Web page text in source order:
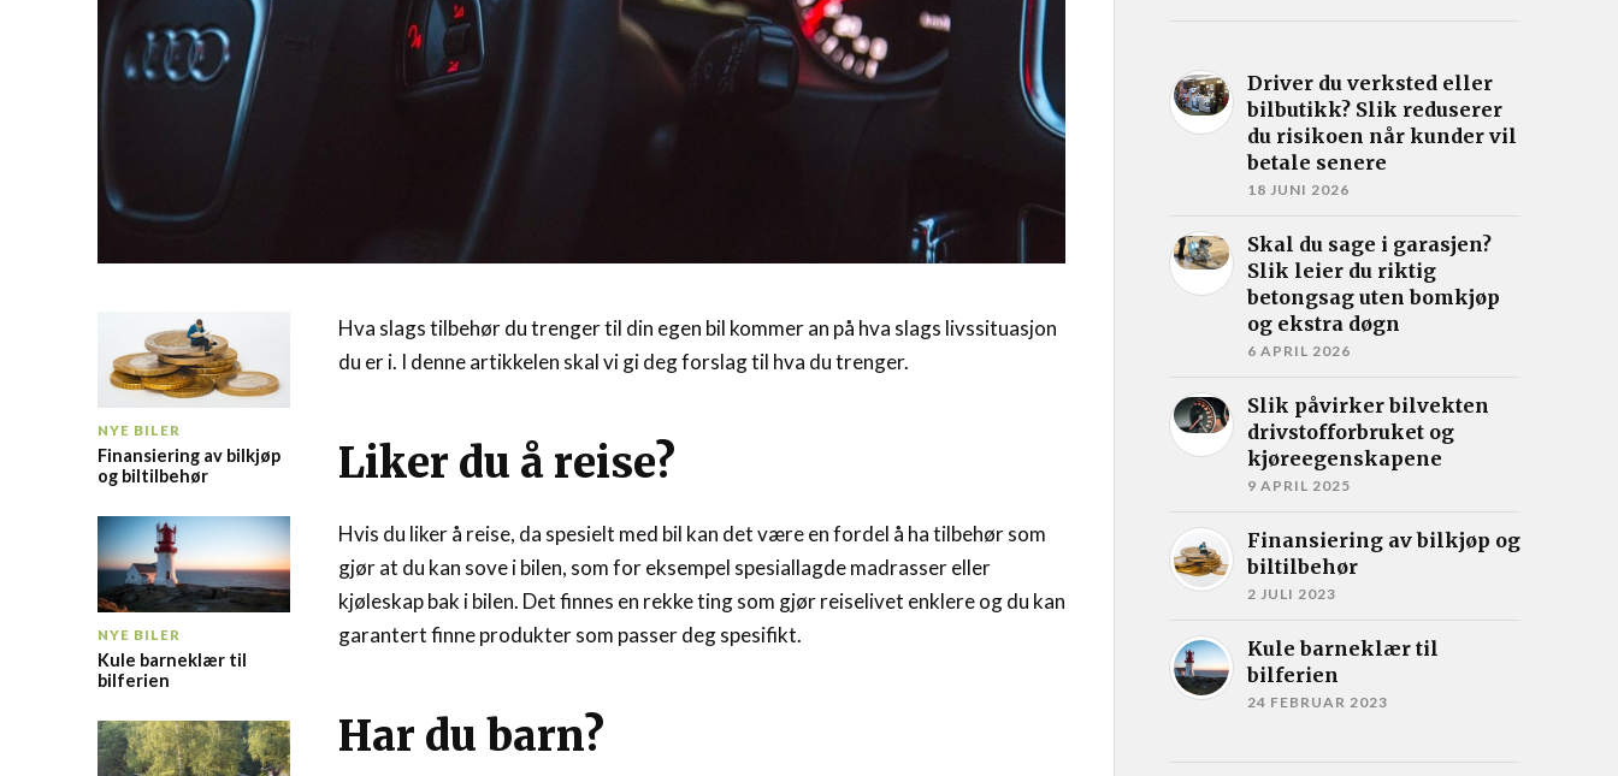
NYE BILER
Finansiering av bilkjøp
og biltilbehør
NYE BILER
Kule barneklær til
bilferien
Hva slags tilbehør du trenger til din egen bil kommer an på hva slags livssituasjon
du er i. I denne artikkelen skal vi gi deg forslag til hva du trenger.
Liker du å reise?
Hvis du liker å reise, da spesielt med bil kan det være en fordel å ha tilbehør som
gjør at du kan sove i bilen, som for eksempel spesiallagde madrasser eller
kjøleskap bak i bilen. Det finnes en rekke ting som gjør reiselivet enklere og du kan
garantert finne produkter som passer deg spesifikt.
Har du barn?
Driver du verksted eller
bilbutikk? Slik reduserer
du risikoen når kunder vil
betale senere
18 JUNI 2026
Skal du sage i garasjen?
Slik leier du riktig
betongsag uten bomkjøp
og ekstra døgn
6 APRIL 2026
Slik påvirker bilvekten
drivstofforbruket og
kjøreegenskapene
9 APRIL 2025
Finansiering av bilkjøp og
biltilbehør
2 JULI 2023
Kule barneklær til
bilferien
24 FEBRUAR 2023